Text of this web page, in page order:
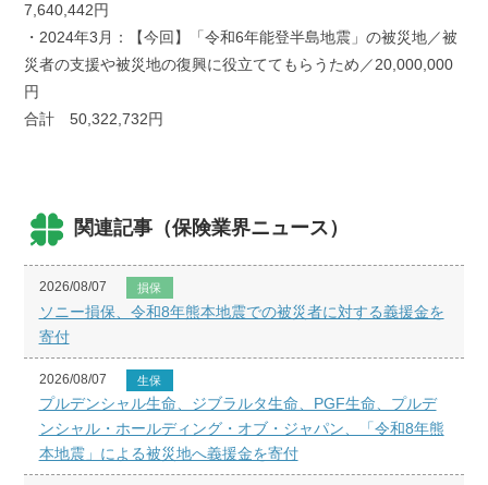
7,640,442円
・2024年3月：【今回】「令和6年能登半島地震」の被災地／被
災者の支援や被災地の復興に役立ててもらうため／20,000,000
円
合計 50,322,732円
関連記事（保険業界ニュース）
2026/08/07 損保
ソニー損保、令和8年熊本地震での被災者に対する義援金を
寄付
2026/08/07 生保
プルデンシャル生命、ジブラルタ生命、PGF生命、プルデ
ンシャル・ホールディング・オブ・ジャパン、「令和8年熊
本地震」による被災地へ義援金を寄付